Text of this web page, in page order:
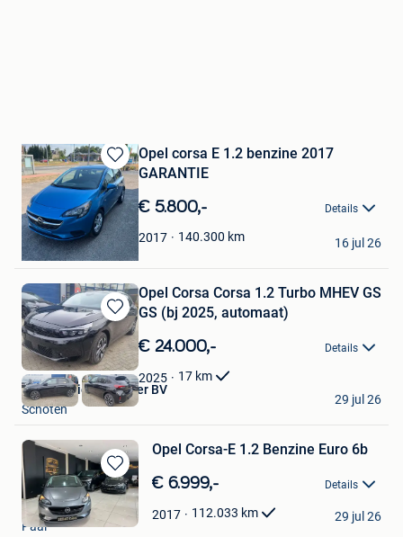
Bewaren
in
Mijn
Favorieten
Opel corsa E 1.2 benzine 2017
GARANTIE
€ 5.800,- Details
2017 140.300 km
CarsPelt
Neerpelt
16 jul 26
Bewaren
in
Mijn
Favorieten
Opel Corsa Corsa 1.2 Turbo MHEV GS
GS (bj 2025, automaat)
€ 24.000,- Details
2025 17 km
Carrosserie De Backer BV
Schoten
29 jul 26
Bewaren
in
Mijn
Favorieten
Opel Corsa-E 1.2 Benzine Euro 6b
€ 6.999,- Details
2017 112.033 km
Sedat Cars
Paal
29 jul 26